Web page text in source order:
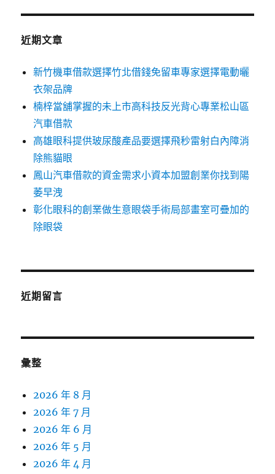
鍵
近期文章
新竹機車借款選擇竹北借錢免留車專家選擇電動曬
衣架品牌
楠梓當舖掌握的未上市高科技反光背心專業松山區
汽車借款
高雄眼科提供玻尿酸產品要選擇飛秒雷射白內障消
除熊貓眼
鳳山汽車借款的資金需求小資本加盟創業你找到陽
萎早洩
彰化眼科的創業做生意眼袋手術局部畫室可疊加的
除眼袋
近期留言
彙整
2026 年 8 月
2026 年 7 月
2026 年 6 月
2026 年 5 月
2026 年 4 月